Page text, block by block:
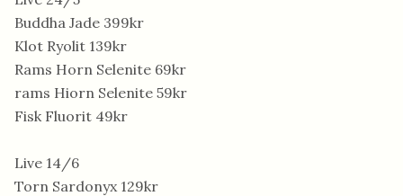
Buddha Jade 399kr
Klot Ryolit 139kr
Rams Horn Selenite 69kr
rams Hiorn Selenite 59kr
Fisk Fluorit 49kr
Live 14/6
Torn Sardonyx 129kr